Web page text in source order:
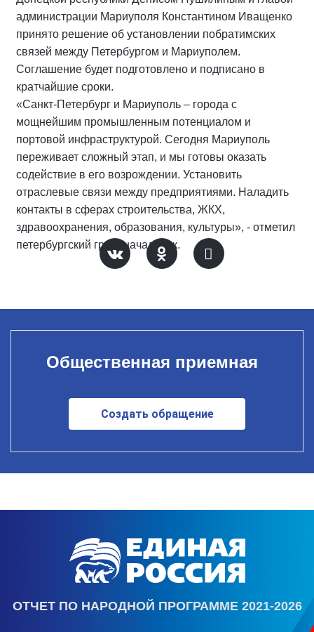
администрации Мариуполя Константином Иващенко
принято решение об установлении побратимских
связей между Петербургом и Мариуполем.
Соглашение будет подготовлено и подписано в
кратчайшие сроки.
«Санкт-Петербург и Мариуполь – города с
мощнейшим промышленным потенциалом и
портовой инфраструктурой. Сегодня Мариуполь
переживает сложный этап, и мы готовы оказать
содействие в его возрождении. Установить
отраслевые связи между предприятиями. Наладить
контакты в сферах строительства, ЖКХ,
здравоохранения, образования, культуры», - отметил
петербургский градоначальник.
Общественная приемная
Создать обращение
ОТЧЕТ ПО НАРОДНОЙ ПРОГРАММЕ 2021-2026